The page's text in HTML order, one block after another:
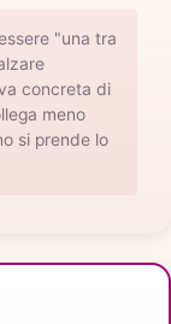
"una tra
concreta di
meno
si prende lo